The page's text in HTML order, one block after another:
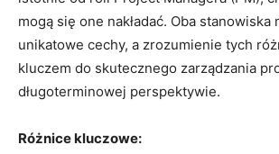
mogą się one nakładać. Oba ⁢stanowiska
unikatowe cechy,⁢ a zrozumienie tych
kluczem do skutecznego‍ zarządzania
długoterminowej perspektywie.
Różnice kluczowe: